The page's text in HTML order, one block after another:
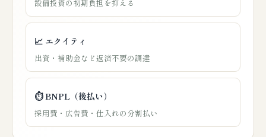
設備投資の初期負担を抑える
📈 エクイティ
出資・補助金など返済不要の調達
⏱️ BNPL（後払い）
採用費・広告費・仕入れの分割払い